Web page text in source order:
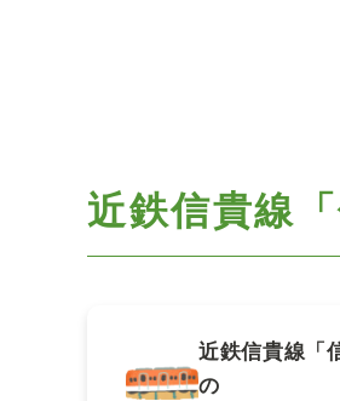
近鉄信貴線
近鉄信貴線「
の